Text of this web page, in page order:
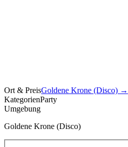
Ort & PreisGoldene Krone (Disco) →
KategorienParty
Umgebung
Goldene Krone (Disco)